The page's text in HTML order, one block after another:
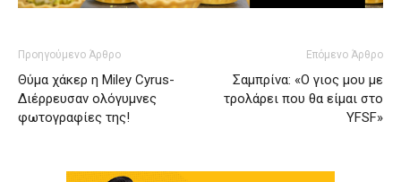
Προηγούμενο Άρθρο
Θύμα χάκερ η Miley Cyrus-
Διέρρευσαν ολόγυμνες
φωτογραφίες της!
Επόμενο Άρθρο
Σαμπρίνα: «Ο γιος μου με
τρολάρει που θα είμαι στο
YFSF»